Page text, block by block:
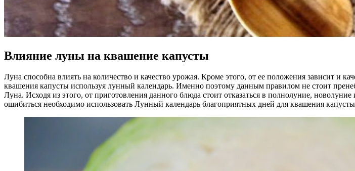
Влияние луны на квашение капусты
Луна способна влиять на количество и качество урожая. Кроме этого, от ее положения зависит и
квашения капусты используя лунный календарь. Именно поэтому данным правилом не стоит
Луна. Исходя из этого, от приготовления данного блюда стоит отказаться в полнолуние,
ошибиться необходимо использовать Лунный календарь благоприятных дней для квашения